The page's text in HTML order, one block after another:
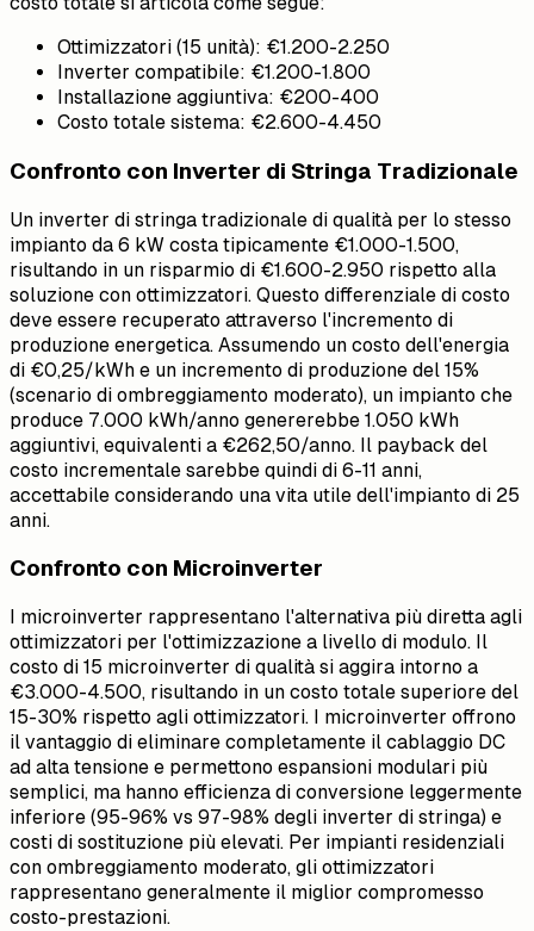
Ottimizzatori (15 unità): €1.200-2.250
Inverter compatibile: €1.200-1.800
Installazione aggiuntiva: €200-400
Costo totale sistema: €2.600-4.450
Confronto con Inverter di Stringa Tradizionale
Un inverter di stringa tradizionale di qualità per lo stesso
impianto da 6 kW costa tipicamente €1.000-1.500,
risultando in un risparmio di €1.600-2.950 rispetto alla
soluzione con ottimizzatori. Questo differenziale di costo
deve essere recuperato attraverso l'incremento di
produzione energetica. Assumendo un costo dell'energia
di €0,25/kWh e un incremento di produzione del 15%
(scenario di ombreggiamento moderato), un impianto che
produce 7.000 kWh/anno genererebbe 1.050 kWh
aggiuntivi, equivalenti a €262,50/anno. Il payback del
costo incrementale sarebbe quindi di 6-11 anni,
accettabile considerando una vita utile dell'impianto di 25
anni.
Confronto con Microinverter
I microinverter rappresentano l'alternativa più diretta agli
ottimizzatori per l'ottimizzazione a livello di modulo. Il
costo di 15 microinverter di qualità si aggira intorno a
€3.000-4.500, risultando in un costo totale superiore del
15-30% rispetto agli ottimizzatori. I microinverter offrono
il vantaggio di eliminare completamente il cablaggio DC
ad alta tensione e permettono espansioni modulari più
semplici, ma hanno efficienza di conversione leggermente
inferiore (95-96% vs 97-98% degli inverter di stringa) e
costi di sostituzione più elevati. Per impianti residenziali
con ombreggiamento moderato, gli ottimizzatori
rappresentano generalmente il miglior compromesso
costo-prestazioni.